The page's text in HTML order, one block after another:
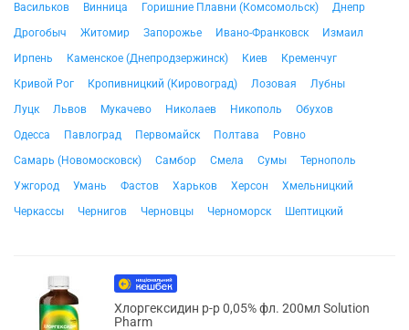
Васильков
Винница Горишние Плавни (Комсомольск)
Днепр
Дрогобыч
Житомир Запорожье Ивано-Франковск
Измаил
Ирпень
Каменское (Днепродзержинск) Киев
Кременчуг
Кривой Рог
Кропивницкий (Кировоград) Лозовая
Лубны
Луцк
Львов Мукачево Николаев Никополь
Обухов
Одесса
Павлоград Первомайск Полтава
Ровно
Самарь (Новомосковск)
Самбор Смела Сумы
Тернополь
Ужгород
Умань Фастов Харьков Херсон
Хмельницкий
Черкассы
Чернигов Черновцы Черноморск Шептицкий
Хлоргексидин р-р 0,05% фл. 200мл Solution
Pharm